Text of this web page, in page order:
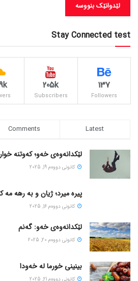
Stay Connected test
137
Followers
205k
Subscribers
Comments Latest
لێکدانەوەی خەو؛ کەوتنە
كانونی دووه‌م 19, 2025
پیره میرد؛ ژیان و به رهه مه
كانونی دووه‌م 16, 2025
لێکدانەوەی خەو: گەنم
كانونی دووه‌م 20, 2025
بینینی خورما لە خەودا
كانونی دووه‌م 21, 2025